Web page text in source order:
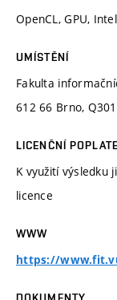
OpenCL, GPU,
UMÍSTĚNÍ
Fakulta
612 66 Brno, Q301
LICENČNÍ
K využití výsledku
licence
WWW
https://
DOKUMENTY